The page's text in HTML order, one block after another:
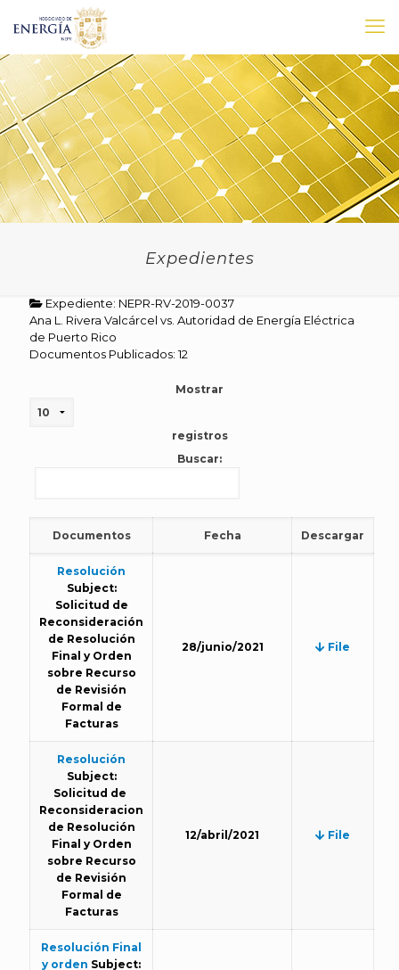
Expedientes
Expediente: NEPR-RV-2019-0037
Ana L. Rivera Valcárcel vs. Autoridad de Energía Eléctrica
de Puerto Rico
Documentos Publicados: 12
Mostrar
registros
Buscar:
Documentos Fecha Descargar
Resolución
Subject:
Solicitud de
Reconsideración
de Resolución
Final y Orden
sobre Recurso
de Revisión
Formal de
Facturas
28/junio/2021 File
Resolución
Subject:
Solicitud de
Reconsideracion
de Resolución
Final y Orden
sobre Recurso
de Revisión
Formal de
Facturas
12/abril/2021 File
Resolución Final
y orden Subject: